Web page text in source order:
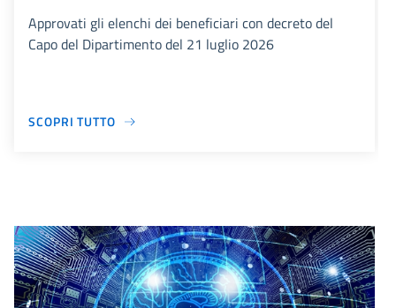
Approvati gli elenchi dei beneficiari con decreto del
Capo del Dipartimento del 21 luglio 2026
SCOPRI TUTTO